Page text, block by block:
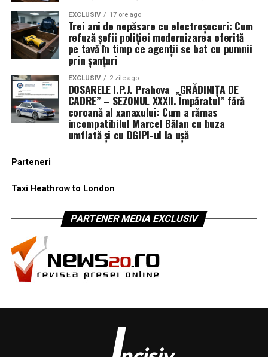
EXCLUSIV 17 ore ago
Trei ani de nepăsare cu electroșocuri: Cum
refuză șefii poliției modernizarea oferită
pe tavă în timp ce agenții se bat cu pumnii
prin șanțuri
EXCLUSIV 2 zile ago
DOSARELE I.P.J. Prahova „GRĂDINIȚA DE
CADRE” – SEZONUL XXXII. Împăratul” fără
coroană al xanaxului: Cum a rămas
incompatibilul Marcel Bălan cu buza
umflată și cu DGIPI-ul la ușă
Parteneri
Taxi Heathrow to London
PARTENER MEDIA EXCLUSIV